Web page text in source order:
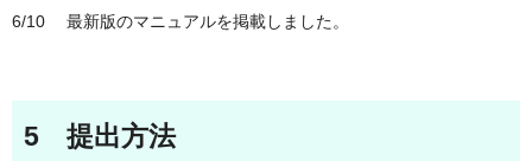
6/10 最新版のマニュアルを掲載しました。
5 提出方法